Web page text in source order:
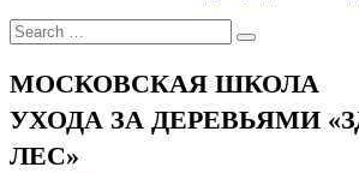
МОСКОВСКАЯ ШКОЛА
УХОДА ЗА ДЕРЕВЬЯМИ
ЛЕС»